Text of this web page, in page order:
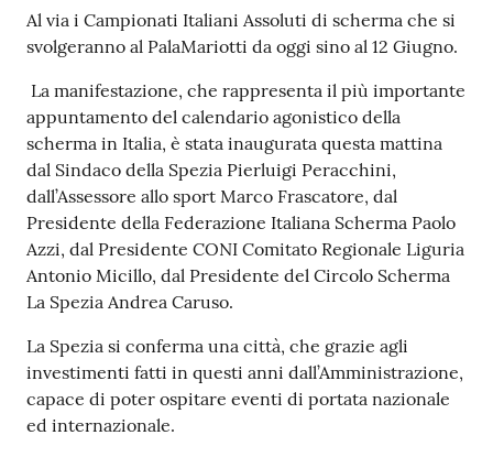
C
e
r
t
i
f
i
c
a
t
i
A
n
Contenuto
Al via i Campionati Italiani Assoluti di scherma che si
svolgeranno al PalaMariotti da oggi sino al 12 Giugno.
La manifestazione, che rappresenta il più importante
appuntamento del calendario agonistico della
scherma in Italia, è stata inaugurata questa mattina
dal Sindaco della Spezia Pierluigi Peracchini,
dall’Assessore allo sport Marco Frascatore, dal
Presidente della Federazione Italiana Scherma Paolo
Azzi, dal Presidente CONI Comitato Regionale Liguria
Antonio Micillo, dal Presidente del Circolo Scherma
La Spezia Andrea Caruso.
La Spezia si conferma una città, che grazie agli
investimenti fatti in questi anni dall’Amministrazione,
capace di poter ospitare eventi di portata nazionale
ed internazionale.